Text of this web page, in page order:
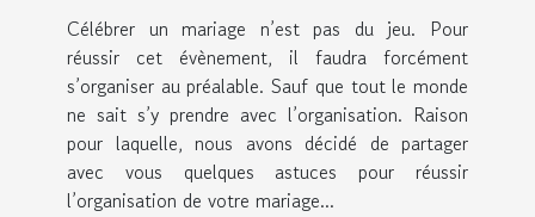
Célébrer un mariage n’est pas du jeu. Pour
réussir cet évènement, il faudra forcément
s’organiser au préalable. Sauf que tout le monde
ne sait s’y prendre avec l’organisation. Raison
pour laquelle, nous avons décidé de partager
avec vous quelques astuces pour réussir
l’organisation de votre mariage...